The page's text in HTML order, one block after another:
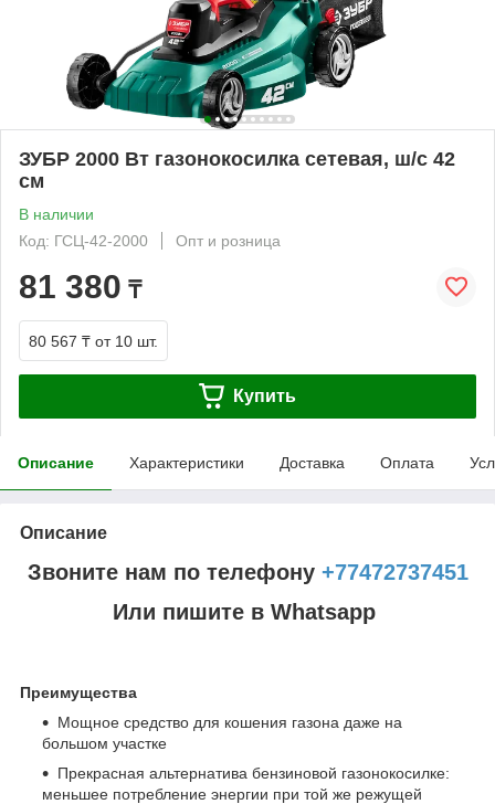
ЗУБР 2000 Вт газонокосилка сетевая, ш/с 42
см
В наличии
Код: ГСЦ-42-2000
Опт и розница
81 380 ₸
80 567 ₸ от 10 шт.
Купить
Описание Характеристики Доставка Оплата
Описание
Звоните нам по телефону +77472737451
Или пишите в Whatsapp
Преимущества
Мощное средство для кошения газона даже на
большом участке
Прекрасная альтернатива бензиновой газонокосилке:
меньшее потребление энергии при той же режущей